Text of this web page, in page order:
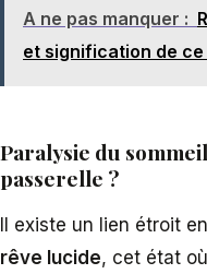
A ne pas manquer :
et signification de ce
Paralysie du
passerelle ?
Il existe un lien étroit
rêve lucide, cet état